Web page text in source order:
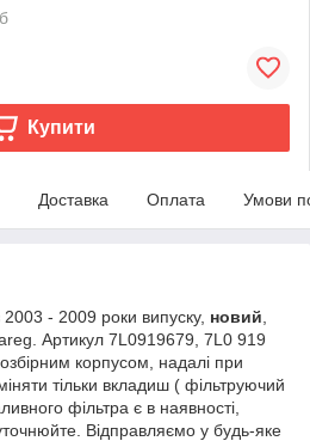
Купити
Доставка Оплата Умови
- 2009 роки випуску, новий
Артикул 7L0919679, 7L0 919
корпусом, надалі при
тільки вкладиш ( фільтруючий
фільтра є в наявності,
Відправляємо у будь-яке